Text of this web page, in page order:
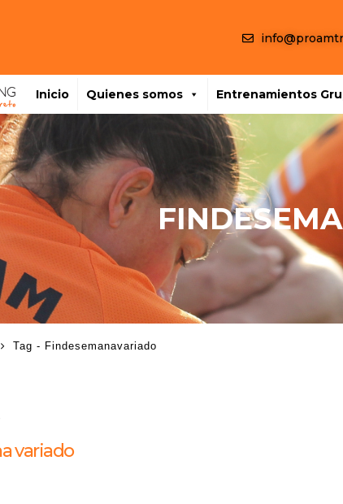
Inicio Quienes somos Entrenamientos
Tag - Findesemanavariado
variado